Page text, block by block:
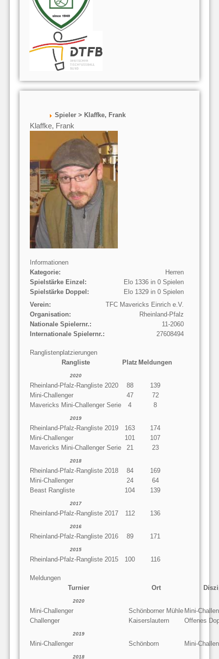
Spieler > Klaffke, Frank
Klaffke, Frank
Informationen
Kategorie:
Herren
Spielstärke Einzel:
Elo 1336 in 0 Spielen
Spielstärke Doppel:
Elo 1329 in 0 Spielen
Verein:
TFC Mavericks Einrich e.V.
Organisation:
Rheinland-Pfalz
Nationale Spielernr.:
11-2060
Internationale Spielernr.:
27608494
Ranglistenplatzierungen
Rangliste
Platz Meldungen
2020
Rheinland-Pfalz-Rangliste 2020 88
139
Mini-Challenger
47
72
Mavericks Mini-Challenger Serie
4 8
2019
Rheinland-Pfalz-Rangliste 2019 163
174
Mini-Challenger
101
107
Mavericks Mini-Challenger Serie
21 23
2018
Rheinland-Pfalz-Rangliste 2018 84
169
Mini-Challenger
24
64
Beast Rangliste
104 139
2017
Rheinland-Pfalz-Rangliste 2017 112 136
2016
Rheinland-Pfalz-Rangliste 2016 89 171
2015
Rheinland-Pfalz-Rangliste 2015 100 116
Meldungen
Turnier
Ort
2020
Mini-Challenger Schönborner Mühle Mini-
Challenger
Kaiserslautern Offenes
2019
Mini-Challenger Schönborn Mini-
2018